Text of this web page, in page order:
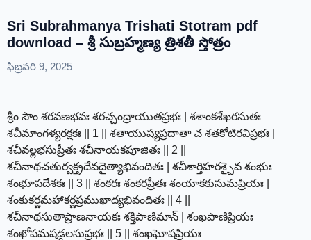
Sri Subrahmanya Trishati Stotram pdf
download – శ్రీ సుబ్రహ్మణ్య త్రిశతీ స్తోత్రం
ఫిబ్రవరి 9, 2025
శ్రీం సౌం శరవణభవః శరచ్చంద్రాయుతప్రభః | శశాంకశేఖరసుతః
శచీమాంగళ్యరక్షకః || 1 || శతాయుష్యప్రదాతా చ శతకోటిరవిప్రభః |
శచీవల్లభసుప్రీతః శచీనాయకపూజితః || 2 ||
శచీనాథచతుర్వక్త్రదేవదైత్యాభివందితః | శచీశార్తిహరశ్చైవ శంభుః
శంభూపదేశకః || 3 || శంకరః శంకరప్రీతః శంయాకకుసుమప్రియః |
శంకుకర్ణమహాకర్ణప్రముఖాద్యభివందితః || 4 ||
శచీనాథసుతాప్రాణనాయకః శక్తిపాణిమాన్ | శంఖపాణిప్రియః
శంఖోపమషడ్గలసుప్రభః || 5 || శంఖఘోషప్రియః